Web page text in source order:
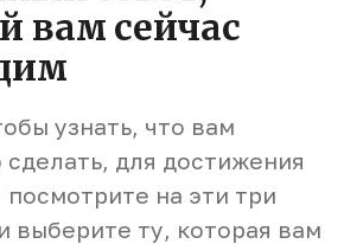
вам сейчас
узнать, что вам
для достижения
на эти три
выберите ту, которая вам